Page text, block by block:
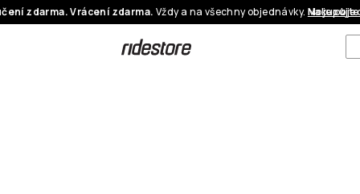
zdarma. Vrácení zdarma. Vždy a na všechny objednávky. Moje